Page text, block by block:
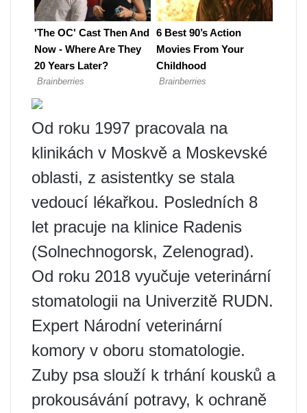
Od roku 1997 pracovala na
klinikách v Moskvě a Moskevské
oblasti, z asistentky se stala
vedoucí lékařkou. Posledních 8
let pracuje na klinice Radenis
(Solnechnogorsk, Zelenograd).
Od roku 2018 vyučuje veterinární
stomatologii na Univerzitě RUDN.
Expert Národní veterinární
komory v oboru stomatologie.
Zuby psa slouží k trhání kousků a
prokousávání potravy, k ochraně